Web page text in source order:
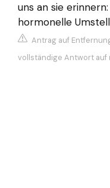
uns an sie
hormonelle
Antrag auf
vollständige Antwort auf